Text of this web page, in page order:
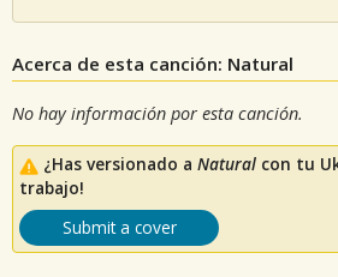
Acerca de esta canción: Natural
No hay información por esta canción.
¿Has versionado a Natural con tu
trabajo!
Submit a cover